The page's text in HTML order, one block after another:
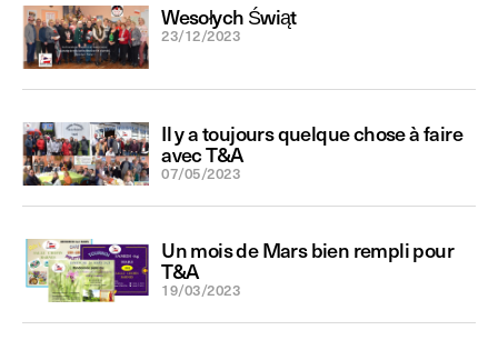
Wesołych Świąt
23/12/2023
Il y a toujours quelque chose à faire
avec T&A
07/05/2023
Un mois de Mars bien rempli pour
T&A
19/03/2023